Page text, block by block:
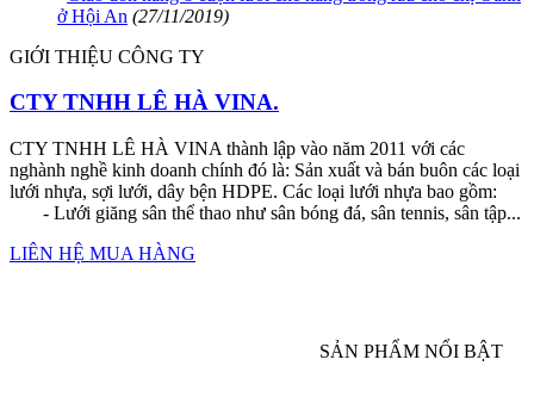
ở Hội An (27/11/2019)
GIỚI THIỆU CÔNG TY
CTY TNHH LÊ HÀ VINA.
CTY TNHH LÊ HÀ VINA thành lập vào năm 2011 với các
nghành nghề kinh doanh chính đó là: Sản xuất và bán buôn các loại
lưới nhựa, sợi lưới, dây bện HDPE. Các loại lưới nhựa bao gồm:
- Lưới giăng sân thể thao như sân bóng đá, sân tennis, sân tập...
LIÊN HỆ MUA HÀNG
SẢN PHẨM NỔI BẬT